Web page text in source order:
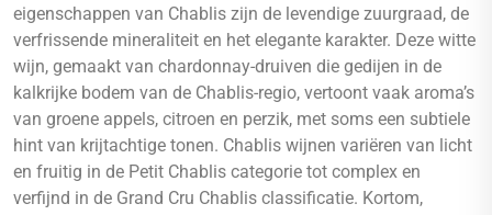
eigenschappen van Chablis zijn de levendige zuurgraad, de
verfrissende mineraliteit en het elegante karakter. Deze witte
wijn, gemaakt van chardonnay-druiven die gedijen in de
kalkrijke bodem van de Chablis-regio, vertoont vaak aroma’s
van groene appels, citroen en perzik, met soms een subtiele
hint van krijtachtige tonen. Chablis wijnen variëren van licht
en fruitig in de Petit Chablis categorie tot complex en
verfijnd in de Grand Cru Chablis classificatie. Kortom,